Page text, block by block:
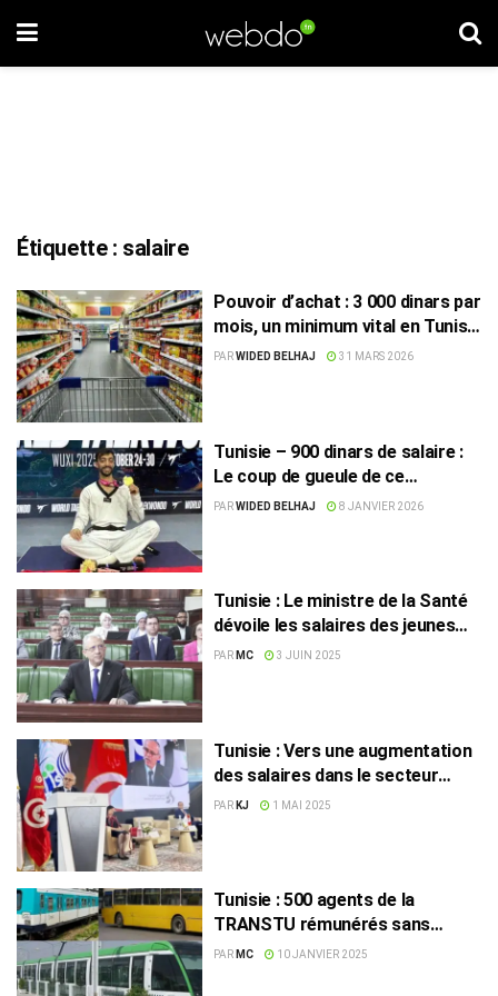
Étiquette : salaire
Pouvoir d’achat : 3 000 dinars par
mois, un minimum vital en Tunisie
?
PARWIDED BELHAJ 31 MARS 2026
Tunisie – 900 dinars de salaire :
Le coup de gueule de ce
champion du monde
PARWIDED BELHAJ 8 JANVIER 2026
Tunisie : Le ministre de la Santé
dévoile les salaires des jeunes
médecins
PAR MC 3 JUIN 2025
Tunisie : Vers une augmentation
des salaires dans le secteur
privé
PAR KJ 1 MAI 2025
Tunisie : 500 agents de la
TRANSTU rémunérés sans
aucune activité
PAR MC 10 JANVIER 2025